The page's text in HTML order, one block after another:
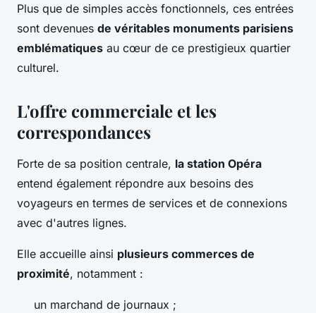
Plus que de simples accès fonctionnels, ces entrées
sont devenues de véritables monuments parisiens
emblématiques au cœur de ce prestigieux quartier
culturel.
L'offre commerciale et les
correspondances
Forte de sa position centrale, la station Opéra
entend également répondre aux besoins des
voyageurs en termes de services et de connexions
avec d'autres lignes.
Elle accueille ainsi plusieurs commerces de
proximité, notamment :
un marchand de journaux ;